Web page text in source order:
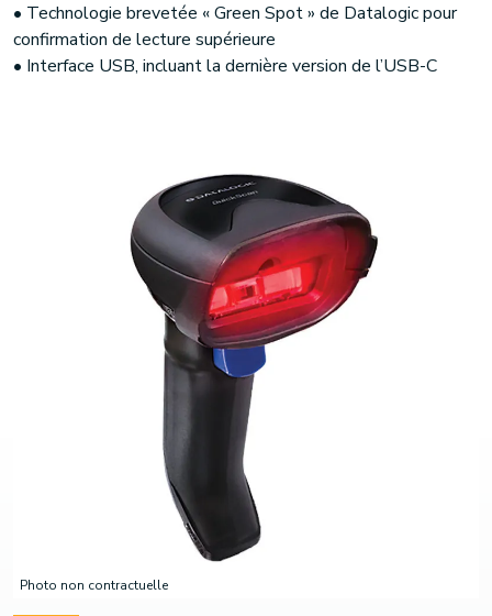
Photo non contractuelle
• Technologie brevetée « Green Spot » de Datalogic pour
confirmation de lecture supérieure
• Interface USB, incluant la dernière version de l’USB-C